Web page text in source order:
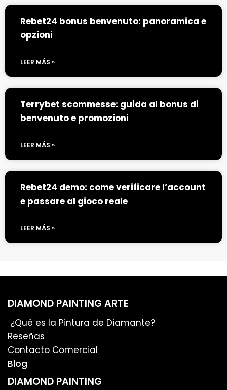
Rebet24 bonus benvenuto: panoramica e
opzioni
LEER MÁS »
Terrybet scommesse: guida al bonus di
benvenuto e promozioni
LEER MÁS »
Rebet24 demo: come verificare l’account
e passare al gioco reale
LEER MÁS »
DIAMOND PAINTING ARTE
¿Qué es la Pintura de Diamante?
Reseñas
Contacto Comercial
Blog
DIAMOND PAINTING